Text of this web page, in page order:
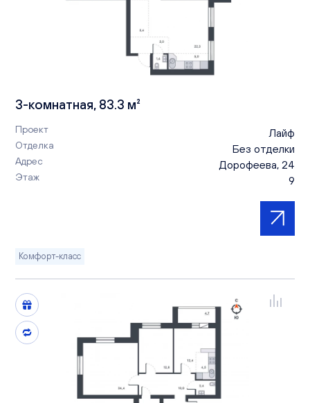
3-комнатная, 83.3 м²
Проект Лайф
Отделка Без отделки
Адрес Дорофеева, 24
Этаж 9
Комфорт-класс